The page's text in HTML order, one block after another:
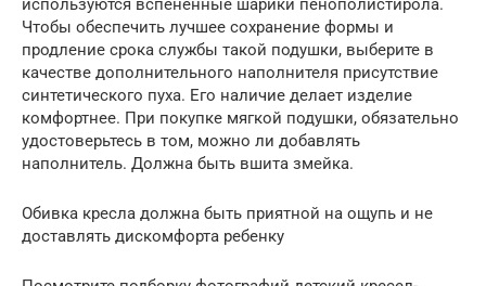
Чтобы обеспечить лучшее сохранение формы и
продление срока службы такой подушки, выберите в
качестве дополнительного наполнителя присутствие
синтетического пуха. Его наличие делает изделие
комфортнее. При покупке мягкой подушки, обязательно
удостоверьтесь в том, можно ли добавлять
наполнитель. Должна быть вшита змейка.
Обивка кресла должна быть приятной на ощупь и не
доставлять дискомфорта ребенку